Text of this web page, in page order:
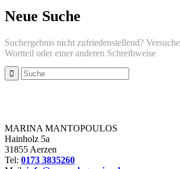
Neue Suche
Suchergebnis nicht zufriedenstellend?
Wortteil oder einer anderen Schreibweise
MARINA MANTOPOULOS
Hainholz 5a
31855 Aerzen
Tel: 0173 3835260